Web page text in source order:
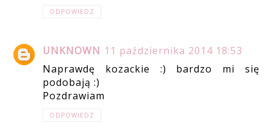
ODPOWIEDZ
UNKNOWN 11 października 2014 18:53
Naprawdę kozackie :) bardzo mi się
podobają :)
Pozdrawiam
ODPOWIEDZ